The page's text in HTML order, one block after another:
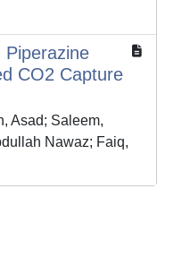
Piperazine
CO2 Capture
Asad; Saleem,
Nawaz; Faiq,